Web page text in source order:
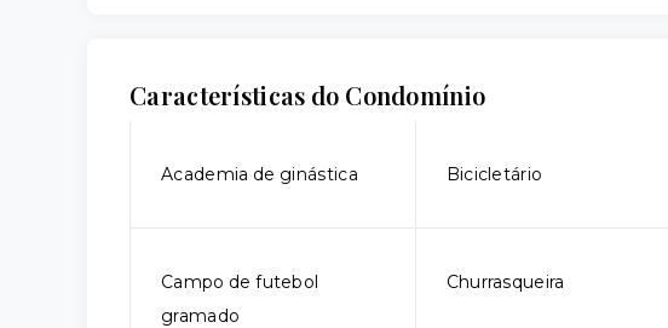
Características do Condomínio
Academia de ginástica Bicicletário
Campo de futebol
gramado
Churrasqueira